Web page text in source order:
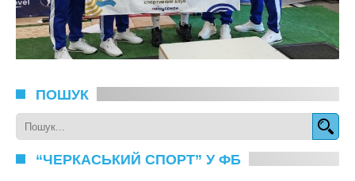
ПОШУК
“ЧЕРКАСЬКИЙ СПОРТ” У ФБ